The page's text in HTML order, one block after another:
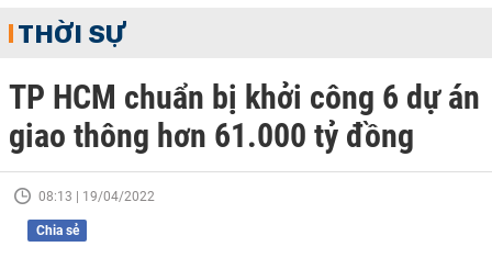
THỜI SỰ
TP HCM chuẩn bị khởi công 6 dự án
giao thông hơn 61.000 tỷ đồng
08:13 | 19/04/2022
Chia sẻ